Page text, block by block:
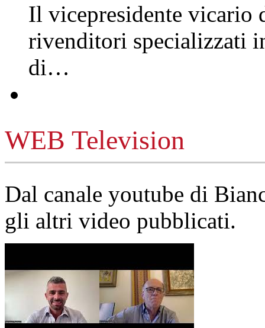
Il vicepresidente vicario
rivenditori specializzati
di…
WEB Television
Dal canale youtube di
gli altri video pubblicati.